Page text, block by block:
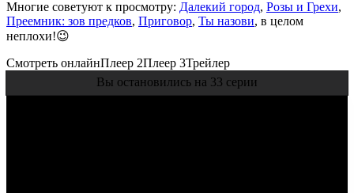
Многие советуют к просмотру: Далекий город, Розы и Грехи,
Преемник: зов предков, Приговор, Ты назови, в целом
неплохи!😉
Смотреть онлайнПлеер 2Плеер 3Трейлер
Вы остановились на 33 серии